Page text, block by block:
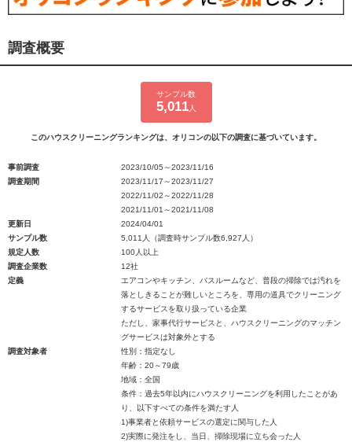
調査概要
サンプル数
5,011人
このハウスクリーニングランキングは、オリコンの以下の調査に基づいています。
事前調査
2023/10/05～2023/11/16
調査期間
2023/11/17～2023/11/27
2022/11/02～2022/11/28
2021/11/01～2021/11/08
更新日
2024/04/01
サンプル数
5,011人（調査時サンプル数6,927人）
規定人数
100人以上
調査企業数
12社
定義
エアコンやキッチン、バスルームなど、普段の掃除では汚れを
落としきることが難しいところを、専用の道具でクリーニング
するサービスを取り扱っている企業
ただし、家事代行サービスと、ハウスクリーニングのマッチン
グサービスは対象外とする
調査対象者
性別：指定なし
年齢：20～79歳
地域：全国
条件：過去5年以内にハウスクリーニングを利用したことがあ
り、以下すべての条件を満たす人
1)事業者と依頼サービスの選定に関与した人
2)実際に発注をし、当日、掃除現場に立ち会った人